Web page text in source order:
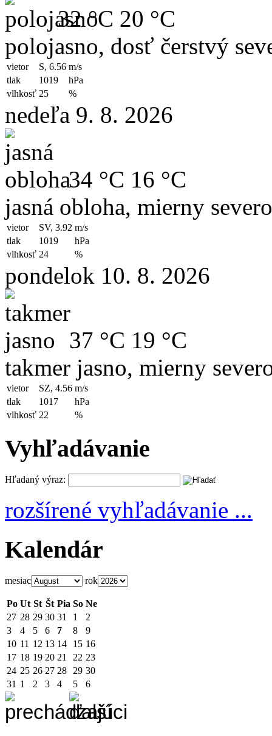
32 °C 20 °C
polojasno, dosť čerstvý
vietor S, 6.56 m/s
tlak
1019
hPa
vlhkosť 25 %
nedeľa 9. 8. 2026
34 °C 16 °C
jasná obloha, mierny
vietor SV, 3.92 m/s
tlak
1019
hPa
vlhkosť 24 %
pondelok 10. 8. 2026
37 °C 19 °C
takmer jasno, mierny
vietor SZ, 4.56 m/s
tlak
1017
hPa
vlhkosť 22 %
Vyhľadávanie
Hľadaný výraz:
rozšírené vyhľadávanie ...
Kalendár
mesiac rok
Po Ut St Št Pia So Ne
27 28 29 30 31 1
2
3
4 5 6 7 8
9
10 11 12 13 14 15 16
17 18 19 20 21 22 23
24 25 26 27 28 29 30
31 1 2 3 4 5 6